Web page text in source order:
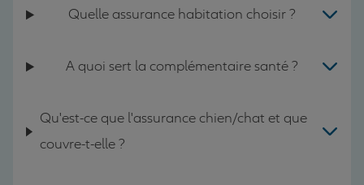
Quelle assurance habitation choisir ?
A quoi sert la complémentaire santé ?
Qu'est-ce que l'assurance chien/chat et que
couvre-t-elle ?